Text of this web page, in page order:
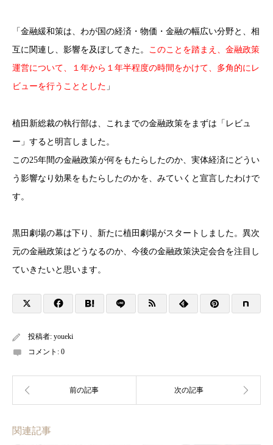
「金融緩和策は、わが国の経済・物価・金融の幅広い分野と、相
互に関連し、影響を及ぼしてきた。
このことを踏まえ、金融政策
運営について、１年から１年半程度の時間をかけて、多角的にレ
ビューを行うこととした 」
植田新総裁の執行部は、これまでの金融政策をまずは「レビュ
ー」すると明言しました。
この25年間の金融政策が何をもたらしたのか、実体経済にどうい
う影響なり効果をもたらしたのかを、みていくと宣言したわけで
す。
黒田劇場の幕は下り、新たに植田劇場がスタートしました。異次
元の金融政策はどうなるのか、今後の金融政策決定会合を注目し
ていきたいと思います。
投稿者: youeki
コメント: 0
関連記事